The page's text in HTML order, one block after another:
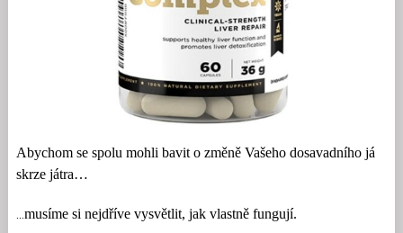
Abychom se spolu mohli bavit o změně Vašeho dosavadního já
skrze játra…
…musíme si nejdříve vysvětlit, jak vlastně fungují.